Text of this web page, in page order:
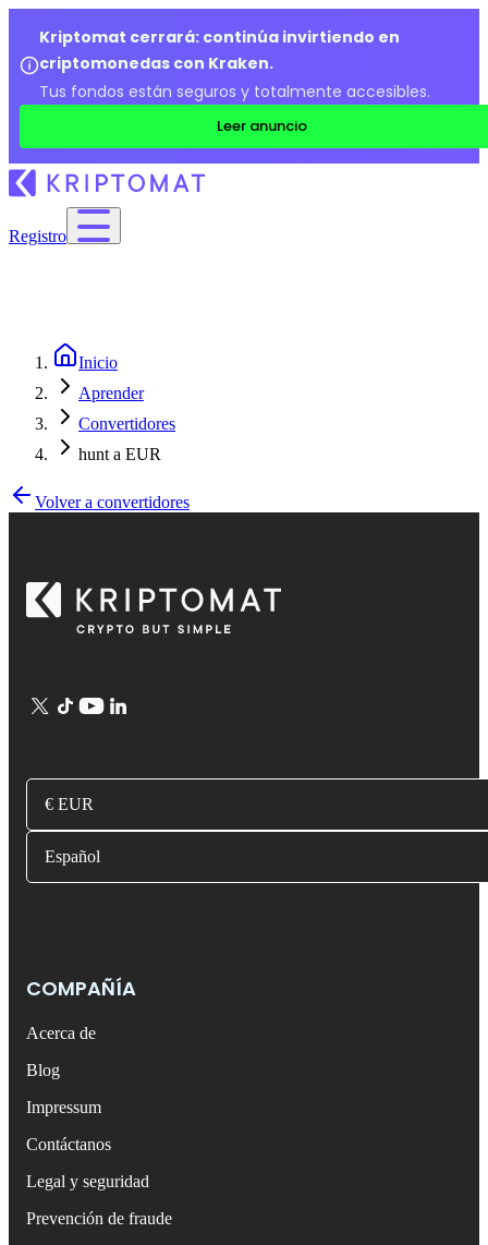
Kriptomat cerrará: continúa invirtiendo en
criptomonedas con Kraken.
Tus fondos están seguros y totalmente accesibles.
Leer anuncio
Registro
Inicio
Aprender
Convertidores
hunt a EUR
Volver a convertidores
€ EUR
Español
COMPAÑÍA
Acerca de
Blog
Impressum
Contáctanos
Legal y seguridad
Prevención de fraude